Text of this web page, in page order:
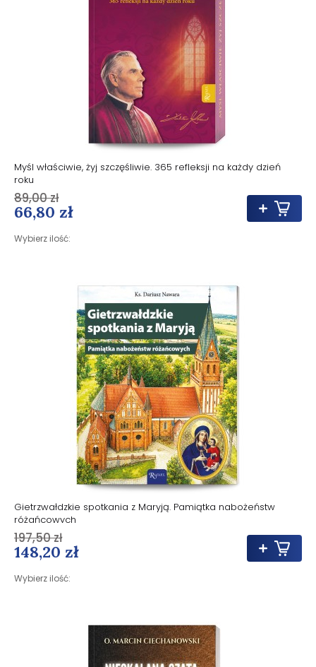
Myśl właściwie, żyj szczęśliwie. 365 refleksji na każdy dzień
roku
66,80 zł
Wybierz ilość:
89,00 zł
Gietrzwałdzkie spotkania z Maryją. Pamiątka nabożeństw
różańcowych
148,20 zł
Wybierz ilość:
197,50 zł